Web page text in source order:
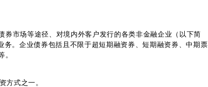
市场等途径、对境内外客户发行的各类非金融企业（以下简
务。企业债券包括且不限于超短期融资券、短期融资券、中期票
。
式之一。